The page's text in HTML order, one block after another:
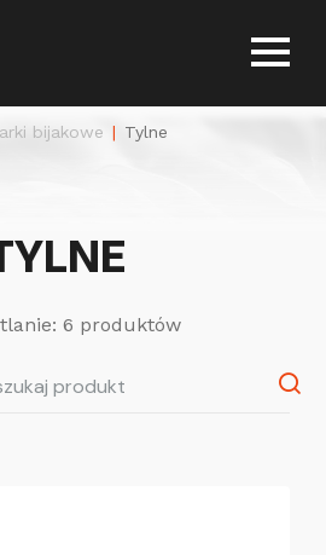
bijakowe Tylne
6 produktów